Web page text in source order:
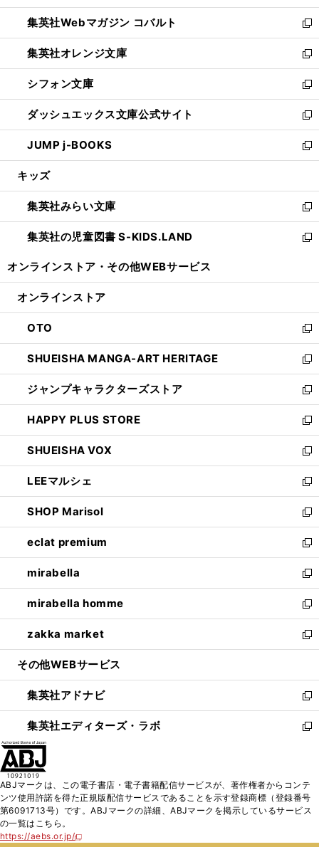
開
く
ウ
で
開
く
ン
ド
ウ
で
開
く
ウ
ィ
ン
ド
ウ
で
開
く
集英社Webマガジン コバルト
新
し
い
ウ
ィ
ン
ド
ウ
で
開
集英社オレンジ文庫
新
し
い
ウ
ィ
ン
ド
ウ
開
く
シフォン文庫
新
し
い
ウ
ィ
ン
ウ
で
開
く
ダッシュエックス文庫公式サイト
新
し
い
ウ
ン
ド
ウ
で
JUMP j-BOOKS
新
し
ウ
ィ
ン
ド
開
キッズ
集英社みらい文庫
新
し
い
ン
ウ
で
開
く
集英社の児童図書 S-KIDS.LAND
新
ウ
ン
ド
ウ
で
開
く
オンラインストア・ その他WEBサービス
オンラインストア
OTO
新
し
い
ウ
ィ
ン
ド
ウ
で
開
く
SHUEISHA MANGA-ART HERITAGE
新
し
い
ウ
ィ
ン
ド
ウ
で
開
く
ジャンプキャラクターズストア
新
し
い
ウ
ィ
ン
ド
ウ
で
開
く
HAPPY PLUS STORE
新
し
い
ウ
ィ
ン
ド
ウ
で
開
く
SHUEISHA VOX
新
し
い
ウ
ィ
ン
ド
ウ
で
開
く
LEEマルシェ
新
し
い
ウ
ィ
ン
ド
ウ
で
開
く
SHOP Marisol
新
し
い
ウ
ィ
ン
ド
ウ
で
開
eclat premium
新
し
い
ウ
ィ
ン
ド
ウ
開
く
mirabella
新
し
い
ウ
ィ
ン
ウ
で
開
く
mirabella homme
新
し
い
ウ
ン
ド
ウ
で
zakka market
新
し
ウ
ィ
ン
ド
く
その他WEBサービス
集英社アドナビ
新
し
い
ド
ウ
で
集英社エディターズ・ラボ
新
ィ
ン
ABJマークは、この電子書店・電子書籍配信サービスが、著作権者からコンテ
ンツ使用許諾を得た正規版配信サービスであることを示す登録商標（登録番号
第6091713号）です。ABJマークの詳細、ABJマークを掲示しているサービス
の一覧はこちら。
https://aebs.or.jp/
新